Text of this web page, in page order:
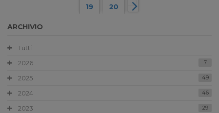
19
20
ARCHIVIO
Tutti
2026
7
2025 49
2024 46
2023 29